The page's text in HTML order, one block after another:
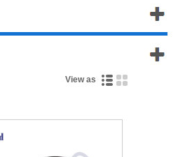
View as